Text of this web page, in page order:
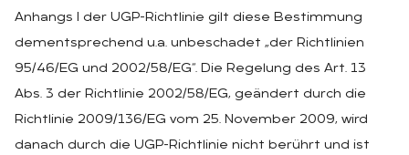
Anhangs I der UGP-Richtlinie gilt diese Bestimmung
dementsprechend u.a. unbeschadet „der Richtlinien
95/46/EG und 2002/58/EG“. Die Regelung des Art. 13
Abs. 3 der Richtlinie 2002/58/EG, geändert durch die
Richtlinie 2009/136/EG vom 25. November 2009, wird
danach durch die UGP-Richtlinie nicht berührt und ist